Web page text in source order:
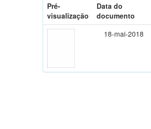
Pré-
visualização
Data do
documento
18-mai-2018